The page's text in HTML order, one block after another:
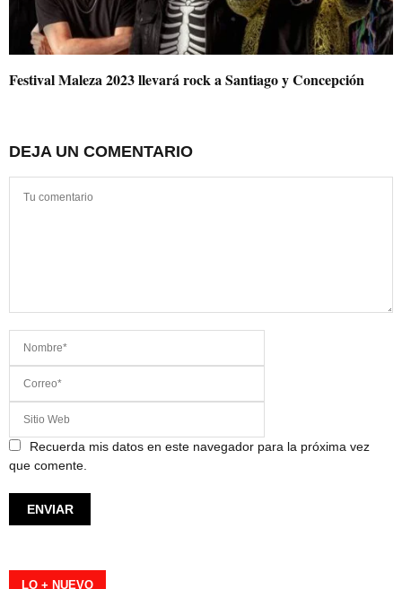
Festival Maleza 2023 llevará rock a Santiago y Concepción
DEJA UN COMENTARIO
Recuerda mis datos en este navegador para la próxima vez
que comente.
LO + NUEVO